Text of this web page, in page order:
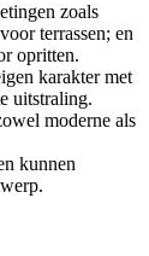
zoals
terrassen; en
opritten.
karakter met
uitstraling.
moderne als
kunnen